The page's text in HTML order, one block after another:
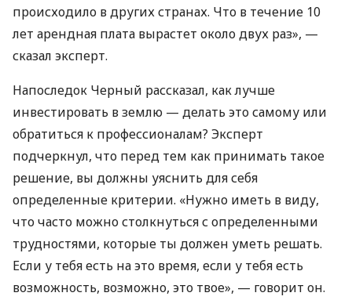
происходило в других странах. Что в течение 10
лет арендная плата вырастет около двух раз», —
сказал эксперт.
Напоследок Черный рассказал, как лучше
инвестировать в землю — делать это самому или
обратиться к профессионалам? Эксперт
подчеркнул, что перед тем как принимать такое
решение, вы должны уяснить для себя
определенные критерии. «Нужно иметь в виду,
что часто можно столкнуться с определенными
трудностями, которые ты должен уметь решать.
Если у тебя есть на это время, если у тебя есть
возможность, возможно, это твое», — говорит он.